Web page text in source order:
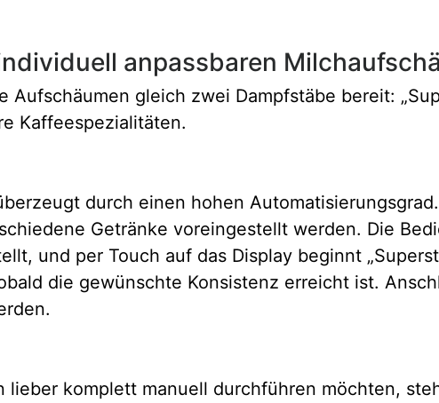
anpassbaren
Aufschäumen gleich zwei Dampfstäbe bereit:
Kaffeespezialitäten.
durch einen hohen
Getränke voreingestellt werden. Die
und per Touch auf das Display beginnt
die gewünschte Konsistenz erreicht ist.
lieber komplett manuell durchführen möchten,